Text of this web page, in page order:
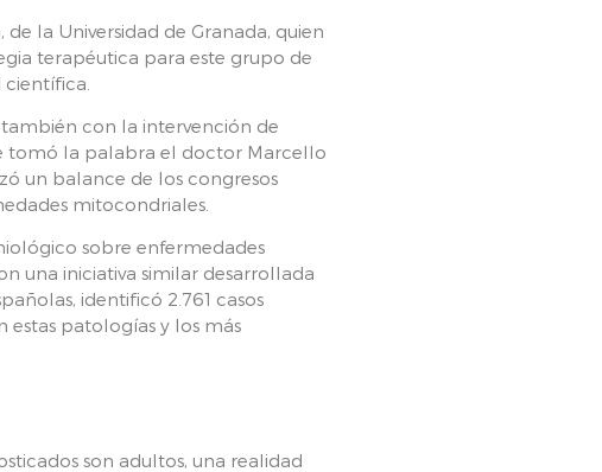
la Universidad de Granada, quien
terapéutica para este grupo de
con la intervención de
tomó la palabra el doctor Marcello
un balance de los congresos
mitocondriales.
sobre enfermedades
una iniciativa similar desarrollada
identificó 2.761 casos
estas patologías y los más
son adultos, una realidad